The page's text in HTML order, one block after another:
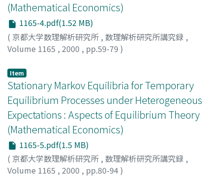
(Mathematical Economics)
1165-4.pdf(1.52 MB)
( 京都大学数理解析研究所 , 数理解析研究所講究録 ,
Volume 1165 , 2000 , pp.59-79 )
Item
Stationary Markov Equilibria for Temporary
Equilibrium Processes under Heterogeneous
Expectations : Aspects of Equilibrium Theory
(Mathematical Economics)
1165-5.pdf(1.5 MB)
( 京都大学数理解析研究所 , 数理解析研究所講究録 ,
Volume 1165 , 2000 , pp.80-94)